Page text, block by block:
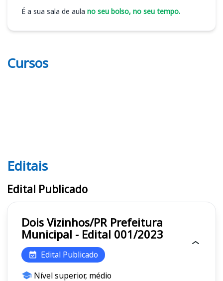
É a sua sala de aula no seu bolso, no seu tempo.
Cursos
Editais
Editais
Edital Publicado
Dois Vizinhos/PR Prefeitura
Municipal - Edital 001/2023
Edital Publicado
Nível superior, médio